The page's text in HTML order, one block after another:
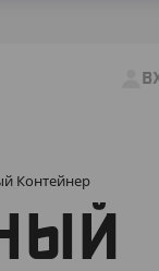
Контейнер